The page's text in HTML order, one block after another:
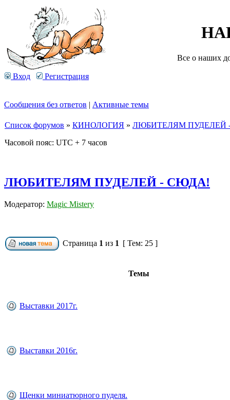
Все о наших
Вход Регистрация
Сообщения без ответов | Активные темы
Список форумов » КИНОЛОГИЯ » ЛЮБИТЕЛЯМ ПУДЕЛЕЙ
Часовой пояс: UTC + 7 часов
ЛЮБИТЕЛЯМ ПУДЕЛЕЙ - СЮДА!
Модератор: Magic Mistery
Страница 1 из 1 [ Тем: 25 ]
Темы
Выставки 2017г.
Выставки 2016г.
Щенки миниатюрного пуделя.